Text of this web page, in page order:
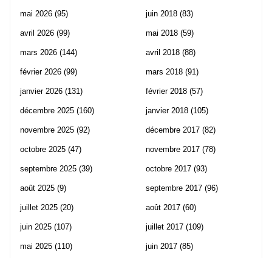
mai 2026 (95)
avril 2026 (99)
mars 2026 (144)
février 2026 (99)
janvier 2026 (131)
décembre 2025 (160)
novembre 2025 (92)
octobre 2025 (47)
septembre 2025 (39)
août 2025 (9)
juillet 2025 (20)
juin 2025 (107)
mai 2025 (110)
juin 2018 (83)
mai 2018 (59)
avril 2018 (88)
mars 2018 (91)
février 2018 (57)
janvier 2018 (105)
décembre 2017 (82)
novembre 2017 (78)
octobre 2017 (93)
septembre 2017 (96)
août 2017 (60)
juillet 2017 (109)
juin 2017 (85)